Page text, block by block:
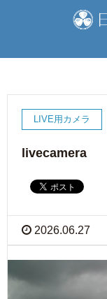
LIVE用カメラ
livecamera
2026.06.27